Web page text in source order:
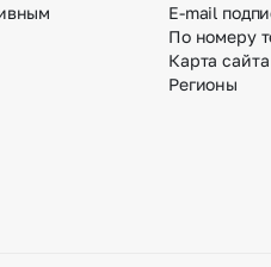
E-mail
По номеру
Карта сайта
Регионы